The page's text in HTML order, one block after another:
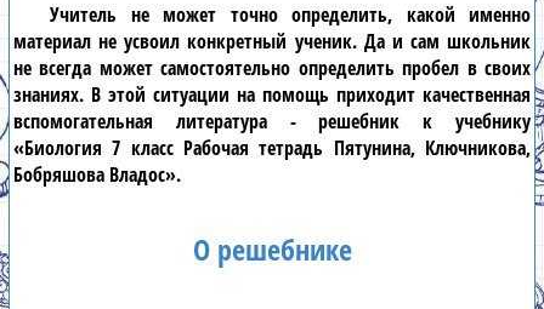
Учитель не может точно определить, какой именно
материал не усвоил конкретный ученик. Да и сам школьник
не всегда может самостоятельно определить пробел в своих
знаниях. В этой ситуации на помощь приходит качественная
вспомогательная литература - решебник к учебнику
«Биология 7 класс Рабочая тетрадь Пятунина, Ключникова,
Бобряшова Владос».
О решебнике